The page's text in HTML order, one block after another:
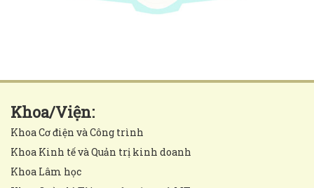
Khoa/Viện:
Khoa Cơ điện và Công trình
Khoa Kinh tế và Quản trị kinh doanh
Khoa Lâm học